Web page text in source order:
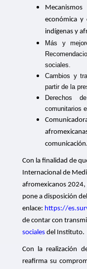
económica y
indígenas y
Más y
sociales.
Cambios y
partir de la
Derechos
comunitarios
comunicación.
Con la finalidad de
Internacional de
afromexicanos 2024,
pone a disposición
enlace: https://
de contar con
sociales del Instituto.
Con la realización
reafirma su